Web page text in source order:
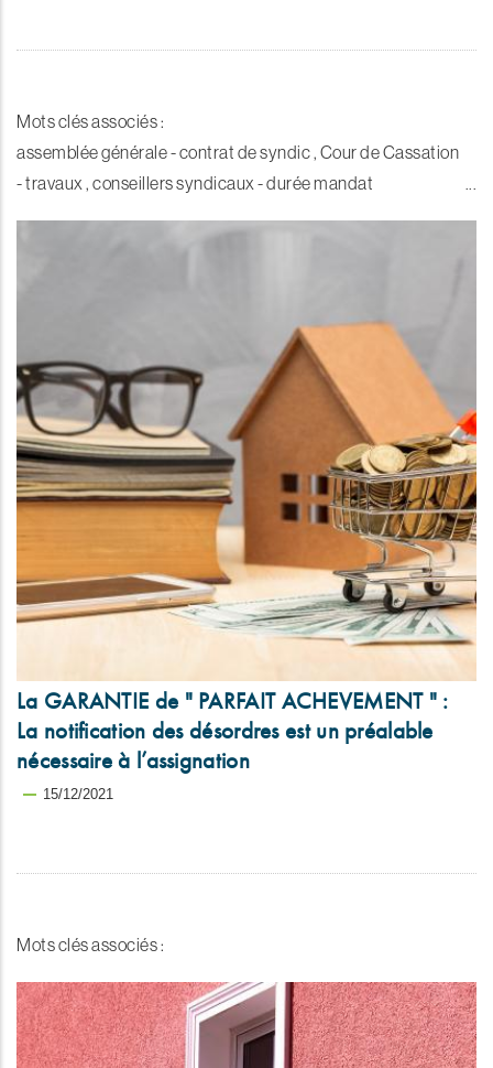
Mots clés associés :
assemblée générale - contrat de syndic , Cour de Cassation
- travaux , conseillers syndicaux - durée mandat
La GARANTIE de " PARFAIT ACHEVEMENT " :
La notification des désordres est un préalable
nécessaire à l’assignation
15/12/2021
Mots clés associés :